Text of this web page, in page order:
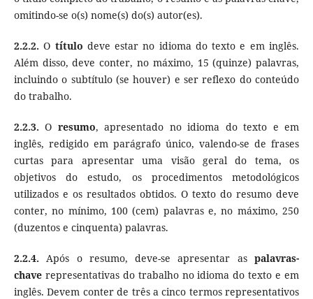
omitindo-se o(s) nome(s) do(s) autor(es).
2.2.2. O título deve estar no idioma do texto e em inglês.
Além disso, deve conter, no máximo, 15 (quinze) palavras,
incluindo o subtítulo (se houver) e ser reflexo do conteúdo
do trabalho.
2.2.3. O resumo, apresentado no idioma do texto e em
inglês, redigido em parágrafo único, valendo-se de frases
curtas para apresentar uma visão geral do tema, os
objetivos do estudo, os procedimentos metodológicos
utilizados e os resultados obtidos. O texto do resumo deve
conter, no mínimo, 100 (cem) palavras e, no máximo, 250
(duzentos e cinquenta) palavras.
2.2.4. Após o resumo, deve-se apresentar aspalavras-
chaverepresentativas do trabalho no idioma do texto e em
inglês. Devem conter de três a cinco termos representativos